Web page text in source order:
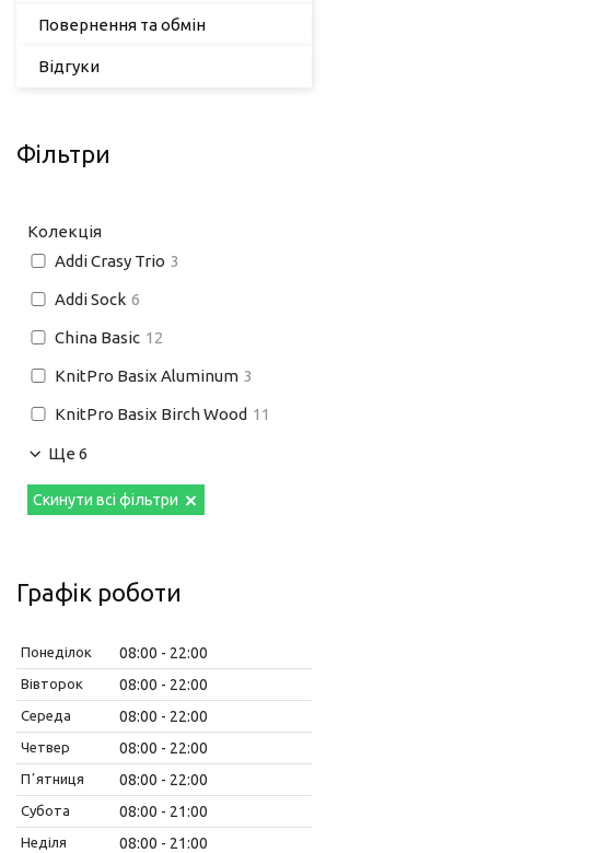
Повернення та обмін
Відгуки
Фільтри
Колекція
Addi Crasy Trio 3
Addi Sock 6
China Basic 12
KnitPro Basix Aluminum 3
KnitPro Basix Birch Wood 11
Ще 6
Скинути всі фільтри
Графік роботи
Понеділок 08:00 22:00
Вівторок 08:00 22:00
Середа 08:00 22:00
Четвер 08:00 22:00
Пʼятниця 08:00 22:00
Субота 08:00 21:00
Неділя 08:00 21:00